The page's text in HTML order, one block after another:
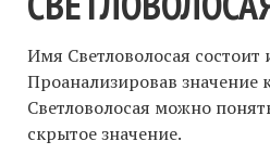
Имя Светловолосая состоит
Проанализировав
Светловолосая можно
скрытое значение.